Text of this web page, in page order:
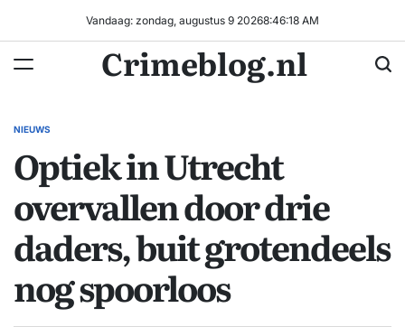
inhoud
Vandaag: zondag, augustus 9 20268:46:19 AM
Crimeblog.nl
GEPLAATST
NIEUWS
Optiek in Utrecht
overvallen door drie
daders, buit grotendeels
nog spoorloos